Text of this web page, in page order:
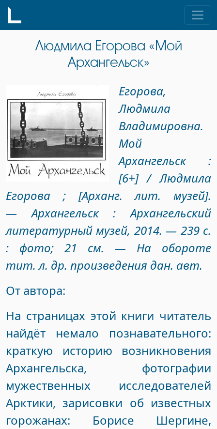
Skip
to
contentЛюдмила Егорова «Мой
Архангельск»
Егорова,
Людмила
Владимировна.
Мой
Архангельск :
[6+] / Людмила
Егорова ; [Арханг. лит. музей].
— Архангельск : Архангельский
литературный музей, 2014. — 239 с.
: фото; 21 см. — На обороте
тит. л. др. произведения дан. авт.
От автора:
На страницах этой книги читатель
найдёт немало познавательного:
краткую историю возникновения
Архангельска, фотографии
мужественных исследователей
Арктики, зарисовки об известных
горожанах: Борисе Шергине,